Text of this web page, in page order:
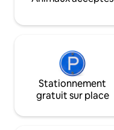
Stationnement
gratuit sur place